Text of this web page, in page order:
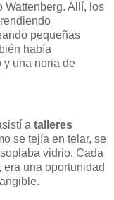
Wattenberg. Allí, los
pequeñas
había
y una noria de
a talleres
se tejía en telar, se
vidrio. Cada
era una oportunidad